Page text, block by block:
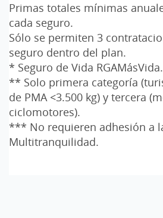
Primas totales mínimas
cada seguro.
Sólo se permiten 3
seguro dentro del plan.
* Seguro de Vida RGAMásVida.
** Solo primera categoría
de PMA <3.500 kg) y tercera
ciclomotores).
*** No requieren adhesión a
Multitranquilidad.